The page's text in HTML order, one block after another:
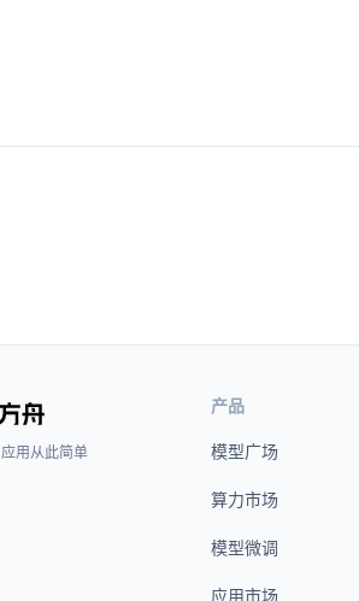
用从此简单
产品
模型广场
算力市场
模型微调
应用市场